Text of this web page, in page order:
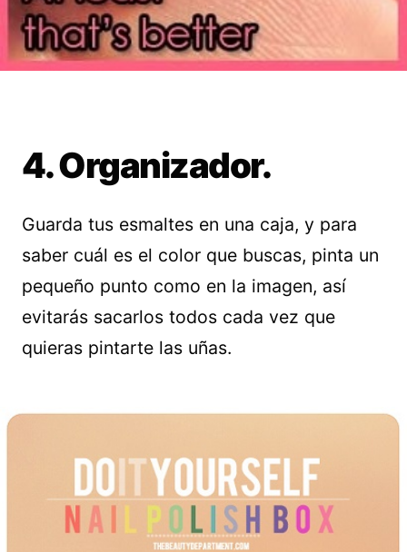
4. Organizador.
Guarda tus esmaltes en una caja, y para
saber cuál es el color que buscas, pinta un
pequeño punto como en la imagen, así
evitarás sacarlos todos cada vez que
quieras pintarte las uñas.